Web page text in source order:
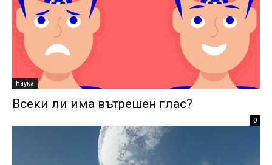
Наука
Всеки ли има вътрешен глас?
0